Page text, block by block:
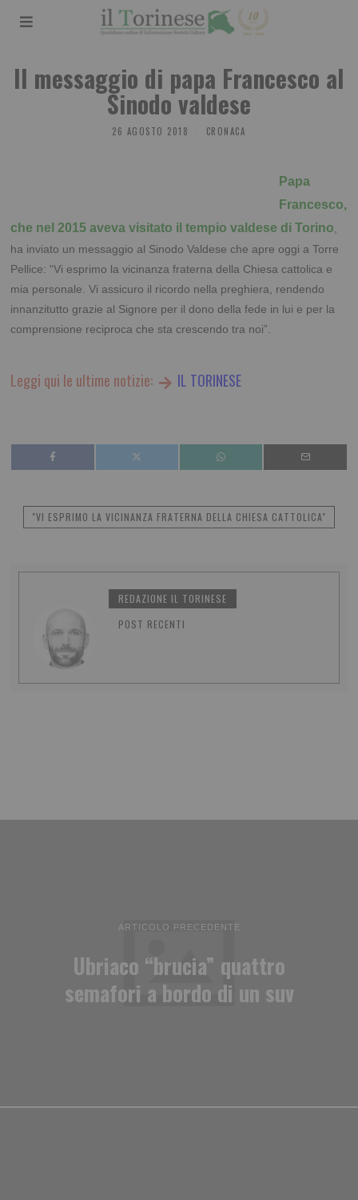
Il messaggio di papa Francesco al
Sinodo valdese
26 AGOSTO 2018 CRONACA
Papa
Francesco,
che nel 2015 aveva visitato il tempio valdese di Torino,
ha inviato un messaggio al Sinodo Valdese che apre oggi a Torre
Pellice: “Vi esprimo la vicinanza fraterna della Chiesa cattolica e
mia personale. Vi assicuro il ricordo nella preghiera, rendendo
innanzitutto grazie al Signore per il dono della fede in lui e per la
comprensione reciproca che sta crescendo tra noi”.
Leggi qui le ultime notizie: IL TORINESE
"VI ESPRIMO LA VICINANZA FRATERNA DELLA CHIESA CATTOLICA"
REDAZIONE IL TORINESE
POST RECENTI
ARTICOLO PRECEDENTE
Ubriaco “brucia” quattro
semafori a bordo di un suv